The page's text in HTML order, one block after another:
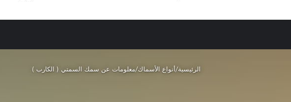
الرئيسية/أنواع الأسماك/معلومات عن سمك السمتي ( الكارب )